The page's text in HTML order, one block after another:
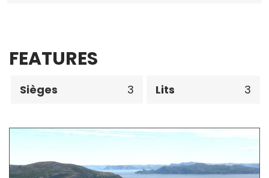
FEATURES
Sièges 3 Lits 3